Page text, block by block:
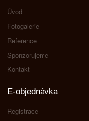
Úvod
Fotogalerie
Reference
Sponzorujeme
Kontakt
E-objednávka
Registrace